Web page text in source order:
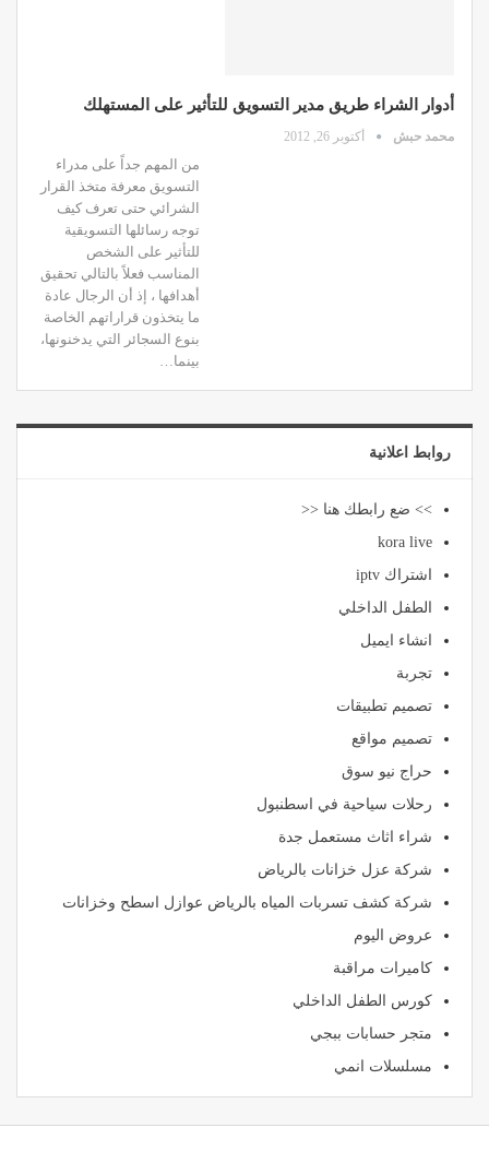
أدوار الشراء طريق مدير التسويق للتأثير على المستهلك
محمد حبش أكتوبر 26, 2012
من المهم جداً على مدراء
التسويق معرفة متخذ القرار
الشرائي حتى تعرف كيف
توجه رسائلها التسويقية
للتأثير على الشخص
المناسب فعلاً بالتالي تحقيق
أهدافها ، إذ أن الرجال عادة
ما يتخذون قراراتهم الخاصة
بنوع السجائر التي يدخنونها،
بينما…
روابط اعلانية
>> ضع رابطك هنا <<
kora live
اشتراك iptv
الطفل الداخلي
انشاء ايميل
تجربة
تصميم تطبيقات
تصميم مواقع
حراج نيو سوق
رحلات سياحية في اسطنبول
شراء اثاث مستعمل جدة
شركة عزل خزانات بالرياض
شركة كشف تسربات المياه بالرياض عوازل اسطح وخزانات
عروض اليوم
كاميرات مراقبة
كورس الطفل الداخلي
متجر حسابات ببجي
مسلسلات انمي